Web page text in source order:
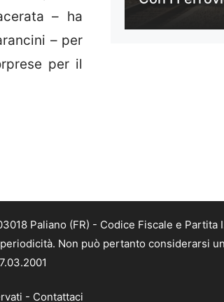
– ha
– per
per il
Paliano (FR) - Codice Fiscale e Partita
Non può pertanto considerarsi
- Contattaci